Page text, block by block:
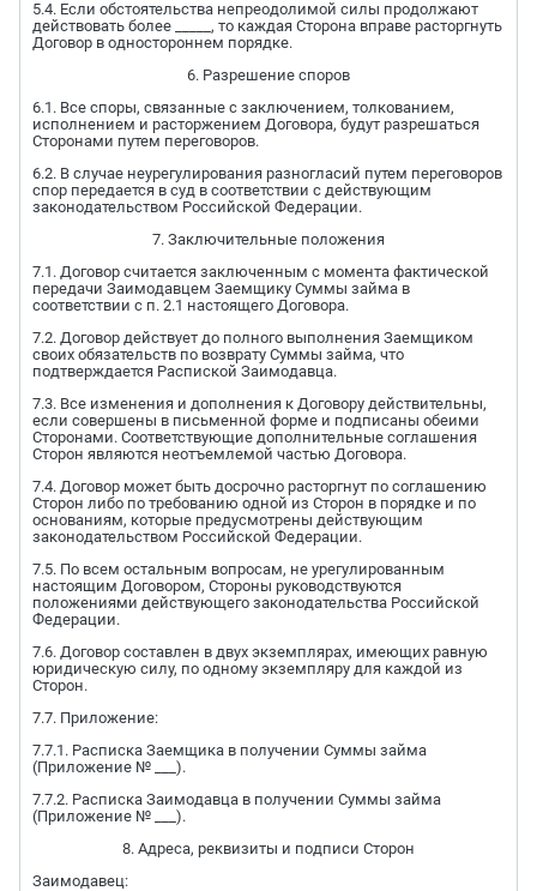
5.4. Если обстоятельства непреодолимой силы продолжают
действовать более _____, то каждая Сторона вправе расторгнуть
Договор в одностороннем порядке.
6. Разрешение споров
6.1. Все споры, связанные с заключением, толкованием,
исполнением и расторжением Договора, будут разрешаться
Сторонами путем переговоров.
6.2. В случае неурегулирования разногласий путем переговоров
спор передается в суд в соответствии с действующим
законодательством Российской Федерации.
7. Заключительные положения
7.1. Договор считается заключенным с момента фактической
передачи Заимодавцем Заемщику Суммы займа в
соответствии с п. 2.1 настоящего Договора.
7.2. Договор действует до полного выполнения Заемщиком
своих обязательств по возврату Суммы займа, что
подтверждается Распиской Заимодавца.
7.3. Все изменения и дополнения к Договору действительны,
если совершены в письменной форме и подписаны обеими
Сторонами. Соответствующие дополнительные соглашения
Сторон являются неотъемлемой частью Договора.
7.4. Договор может быть досрочно расторгнут по соглашению
Сторон либо по требованию одной из Сторон в порядке и по
основаниям, которые предусмотрены действующим
законодательством Российской Федерации.
7.5. По всем остальным вопросам, не урегулированным
настоящим Договором, Стороны руководствуются
положениями действующего законодательства Российской
Федерации.
7.6. Договор составлен в двух экземплярах, имеющих равную
юридическую силу, по одному экземпляру для каждой из
Сторон.
7.7. Приложение:
7.7.1. Расписка Заемщика в получении Суммы займа
(Приложение № ___).
7.7.2. Расписка Заимодавца в получении Суммы займа
(Приложение № ___).
8. Адреса, реквизиты и подписи Сторон
Заимодавец: